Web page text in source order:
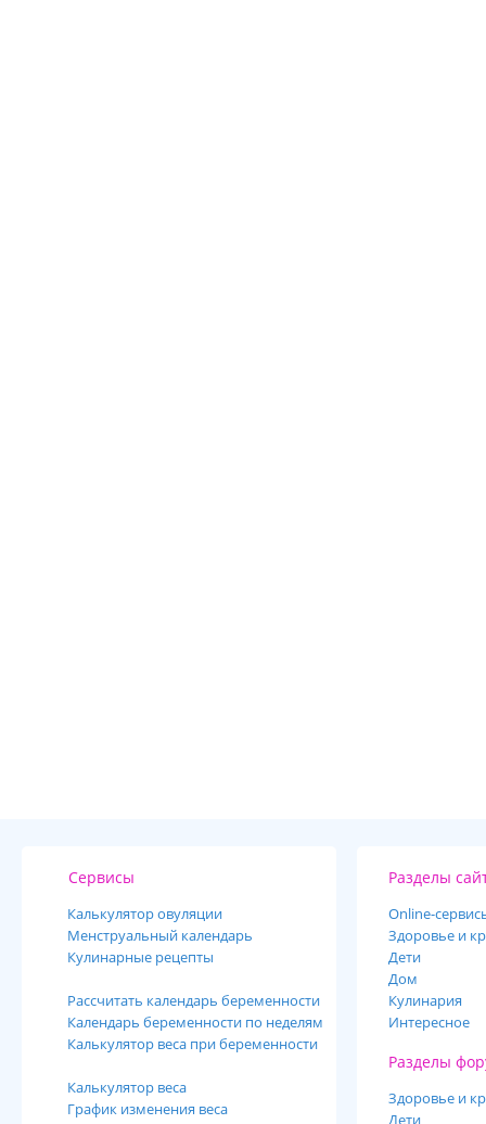
Сервисы
Калькулятор овуляции
Менструальный календарь
Кулинарные рецепты
Рассчитать календарь беременности
Календарь беременности по неделям
Калькулятор веса при беременности
Калькулятор веса
График изменения веса
Разделы
Online-
Здоровье и
Дети
Дом
Кулинария
Интересное
Разделы
Здоровье и
Дети